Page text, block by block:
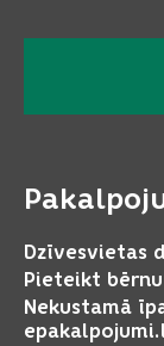
Dzīvesvietas
Pieteikt
Nekustamā